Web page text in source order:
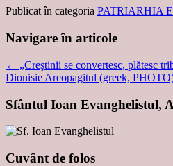
Publicat în categoria PATRIARHIA
Navigare în articole
← „Creştinii se convertesc, plătesc
Dionisie Areopagitul (greek, PHOTO)
Sfântul Ioan Evanghelistul,
Cuvânt de folos